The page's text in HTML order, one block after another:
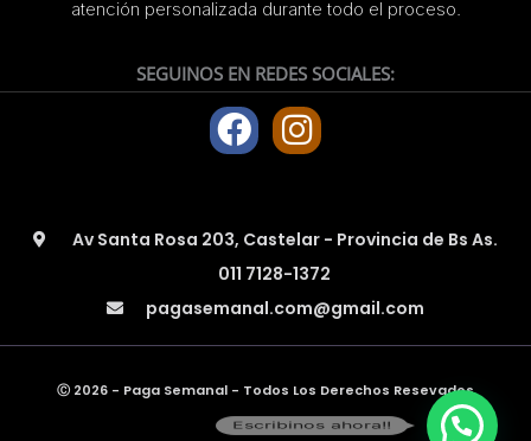
atención personalizada durante todo el proceso.
SEGUINOS EN REDES SOCIALES:
F
a
b
o
o
k
I
n
t
a
g
r
a
m
Av Santa Rosa 203, Castelar - Provincia de Bs As.
011 7128-1372
pagasemanal.com@gmail.com
Ⓒ 2026 - Paga Semanal - Todos Los Derechos Resevados
Escribinos ahora!!